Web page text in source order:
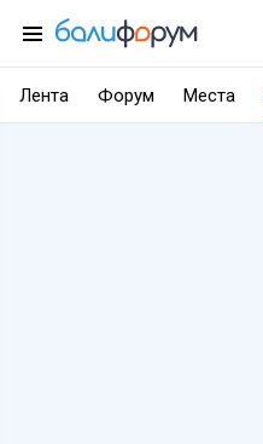
Лента Форум Места